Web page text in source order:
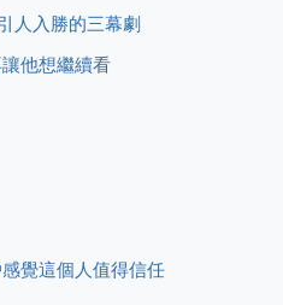
人入勝的三幕劇
他想繼續看
覺這個人值得信任